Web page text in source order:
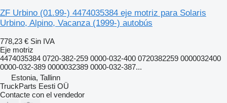
ZF Urbino (01.99-) 4474035384 eje motriz para Solaris
Urbino, Alpino, Vacanza (1999-) autobús
778,23 € Sin IVA
Eje motriz
4474035384 0720-382-259 0000-032-400 0720382259 0000032400
0000-032-389 0000032389 0000-032-387...
Estonia, Tallinn
TruckParts Eesti OÜ
Contacte con el vendedor